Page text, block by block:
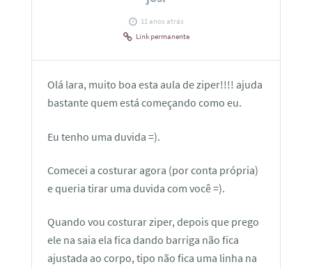
11 anos atrás
Link permanente
Olá lara, muito boa esta aula de ziper!!!! ajuda
bastante quem está começando como eu.
Eu tenho uma duvida =).
Comecei a costurar agora (por conta própria)
e queria tirar uma duvida com você =).
Quando vou costurar ziper, depois que prego
ele na saia ela fica dando barriga não fica
ajustada ao corpo, tipo não fica uma linha na